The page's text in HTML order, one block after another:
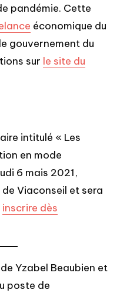
pandémie. Cette
économique du
gouvernement du
sur le site du
intitulé « Les
en mode
6 mais 2021,
Viaconseil et sera
inscrire dès
Yzabel Beaubien et
poste de